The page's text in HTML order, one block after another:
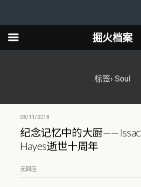
标签› Soul
08/11/2018
纪念记忆中的大厨——Issac
Hayes逝世十周年
无回应
掘火档案